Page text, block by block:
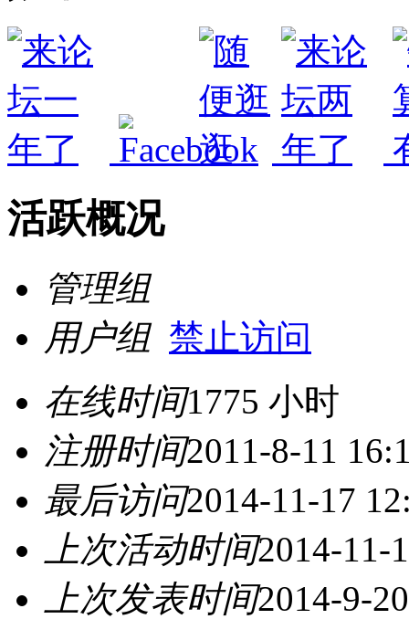
活跃概况
管理组
用户组 禁止访问
在线时间1775 小时
注册时间2011-8-11
最后访问2014-11-17
上次活动时间2014-11-
上次发表时间2014-9-